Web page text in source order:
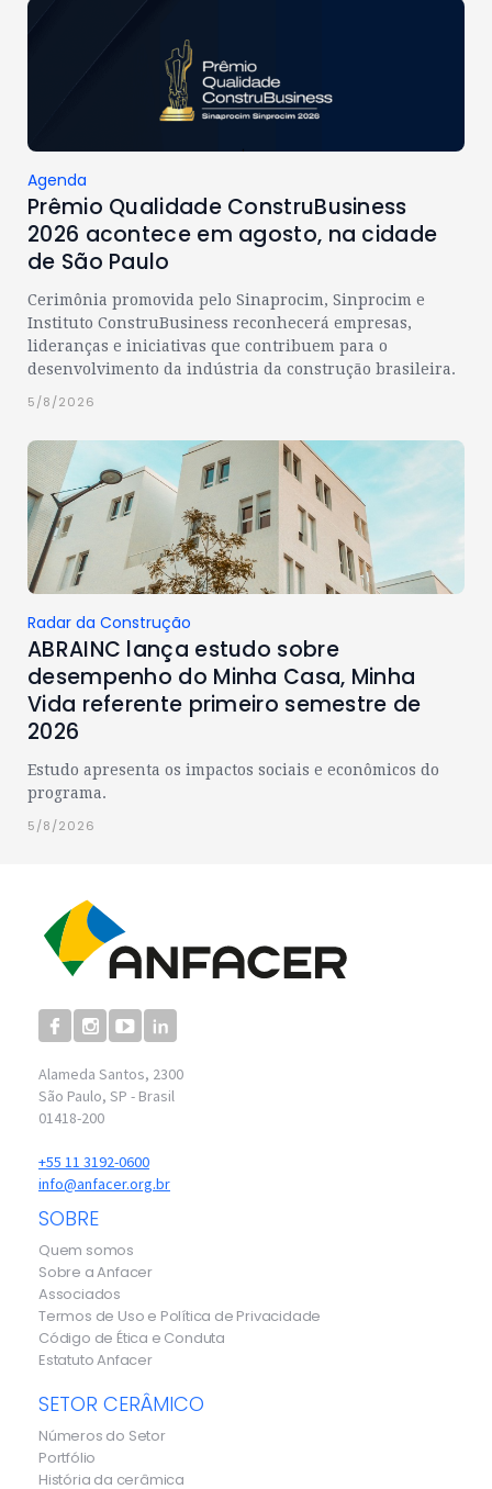
Agenda
Prêmio Qualidade ConstruBusiness
2026 acontece em agosto, na cidade
de São Paulo
Cerimônia promovida pelo Sinaprocim, Sinprocim e
Instituto ConstruBusiness reconhecerá empresas,
lideranças e iniciativas que contribuem para o
desenvolvimento da indústria da construção brasileira.
5/8/2026
Radar da Construção
ABRAINC lança estudo sobre
desempenho do Minha Casa, Minha
Vida referente primeiro semestre de
2026
Estudo apresenta os impactos sociais e econômicos do
programa.
5/8/2026
Alameda Santos, 2300
São Paulo, SP - Brasil
01418-200
+55 11 3192-0600
info@anfacer.org.br
SOBRE
Quem somos
Sobre a Anfacer
Associados
Termos de Uso e Política de Privacidade
Código de Ética e Conduta
Estatuto Anfacer
SETOR CERÂMICO
Números do Setor
Portfólio
História da cerâmica